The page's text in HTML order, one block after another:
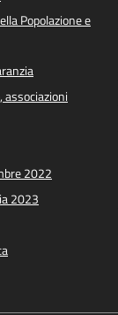
Popolazione e
associazioni
2022
2023